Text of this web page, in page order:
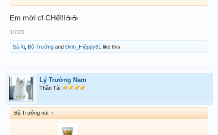
Em mời cf CHế!!!☕️☕️
1/7/25
Sá Xị Bộ Trưởng and Đinh_Hiệppy81 like this.
Lý Trường Nam
Thần Tài
Bộ Trưởng nói: ↑